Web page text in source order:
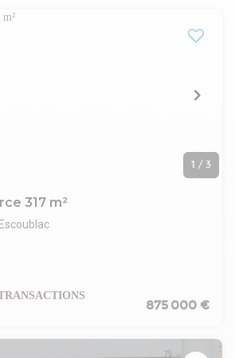
1 / 3
317 m²
Commerciaux - La Baule Quartier du
dans le secteur du Marché à La
d'une surface totale d'environ 317
de 187 m² et étage de 130 m².
875 000 €